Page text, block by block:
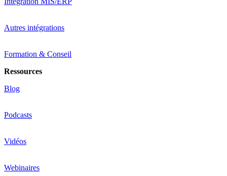
Autres intégrations
Formation & Conseil
Ressources
Blog
Podcasts
Vidéos
Webinaires